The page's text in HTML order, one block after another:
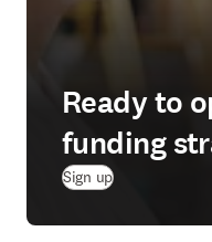
Ready to
funding
Sign up(